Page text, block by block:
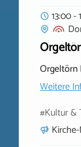
13:00 -
Orgeltörn
Weitere
#Kultur &